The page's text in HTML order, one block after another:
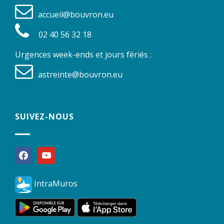
accueil@bouvron.eu
02 40 56 32 18
Urgences week-ends et jours fériés :
astreinte@bouvron.eu
SUIVEZ-NOUS
facebookyoutube
IntraMuros